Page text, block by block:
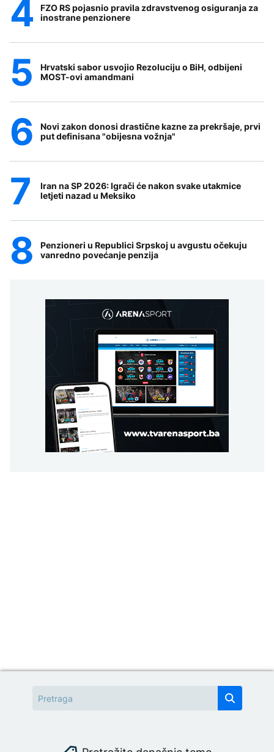
FZO RS pojasnio pravila zdravstvenog osiguranja za
inostrane penzionere
Hrvatski sabor usvojio Rezoluciju o BiH, odbijeni
MOST-ovi amandmani
Novi zakon donosi drastične kazne za prekršaje, prvi
put definisana "obijesna vožnja"
Iran na SP 2026: Igrači će nakon svake utakmice
letjeti nazad u Meksiko
Penzioneri u Republici Srpskoj u avgustu očekuju
vanredno povećanje penzija